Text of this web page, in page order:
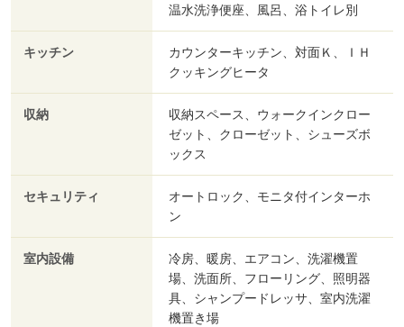
温水洗浄便座、風呂、浴トイレ別
キッチン
カウンターキッチン、対面Ｋ、ＩＨ
クッキングヒータ
収納
収納スペース、ウォークインクロー
ゼット、クローゼット、シューズボ
ックス
セキュリティ
オートロック、モニタ付インターホ
ン
室内設備
冷房、暖房、エアコン、洗濯機置
場、洗面所、フローリング、照明器
具、シャンプードレッサ、室内洗濯
機置き場